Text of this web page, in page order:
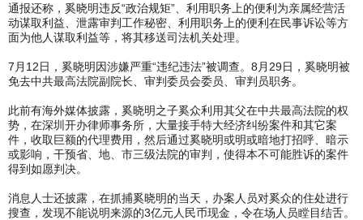
通报还称，奚晓明违反“政治规矩”、利用职务上的便利为亲属经营活
动谋取利益、泄露审判工作秘密、利用职务上的便利在民事诉讼等方
面为他人谋取利益等，将其移送司法机关处理。
7月12日，奚晓明因涉嫌严重“违纪违法”被调查。8月29日，奚晓明被
免去中共最高法院副院长、审判委员会委员、审判员职务。
此前有海外媒体披露，奚晓明之子奚众利用其父在中共最高法院的权
势，在深圳开办律师事务所，大量接手特大经济纠纷案件和其它案
件，收取巨额的代理费用，然后通过奚晓明或明或暗地打招呼、暗示
或影响，干预省、地、市三级法院的审判，使得本不可能胜诉的案件
得到如愿判决。
消息人士还披露，在抓捕奚晓明的当天，办案人员对奚众的住处进行
搜查，发现不能说明来源的3亿元人民币现金，令在场人员瞠目结舌。